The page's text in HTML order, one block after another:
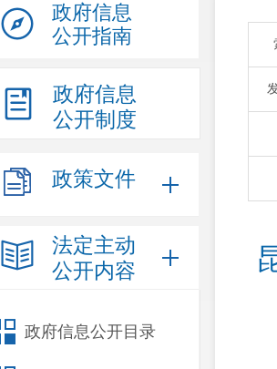
政府信息
公开指南
政府信息
公开制度
政策文件
法定主动
公开内容
政府信息公开目录